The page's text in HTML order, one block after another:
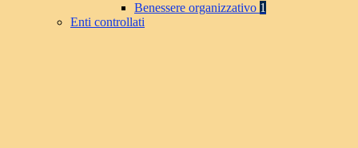
Benessere organizzativo 1
Enti controllati